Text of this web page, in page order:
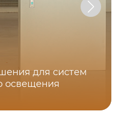
для систем
освещения